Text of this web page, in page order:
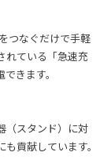
つなぐだけで手軽
れている「急速充
きます。
（スタンド）に対
貢献しています。